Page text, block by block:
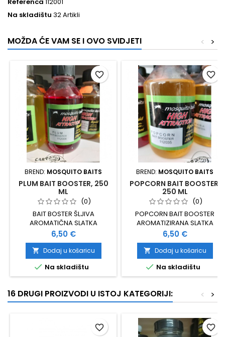
Na skladištu 32 Artikli
MOŽDA ĆE VAM SE I OVO SVIDJETI >
<
BREND: MOSQUITO BAITS
PLUM BAIT BOOSTER, 250
ML
(0)
BAIT BOSTER ŠLJIVA
AROMATIČNA SLATKA
TEKUĆINA NE TOPI PVA 250 ML
Cijena
6,50 €
 Dodaj u košaricu
 Na skladištu
favorite_border
BREND: MOSQUITO BAITS
POPCORN BAIT BOOSTER,
250 ML
(0)
POPCORN BAIT BOOSTER
AROMATIZIRANA SLATKA
TEKUĆINA NE TOPI PVA 250 ML
Cijena
6,50 €
 Dodaj u košaricu
 Na skladištu
favorite_border
16 DRUGI PROIZVODI U ISTOJ KATEGORIJI: >
<
favorite_border favorite_border